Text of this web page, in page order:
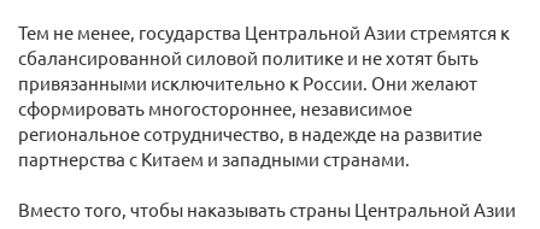
Тем не менее, государства Центральной Азии стремятся к
сбалансированной силовой политике и не хотят быть
привязанными исключительно к России. Они желают
сформировать многостороннее, независимое
региональное сотрудничество, в надежде на развитие
партнерства с Китаем и западными странами.
Вместо того, чтобы наказывать страны Центральной Азии